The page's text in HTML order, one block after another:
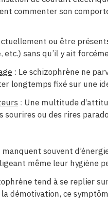
commenter son
ou être
sans qu’il y ait
: Le schizophrène ne
longtemps fixé sur une
: Une multitude
ou des rires
souvent
même leur hygiène
tend à se replier
démotivation, ce